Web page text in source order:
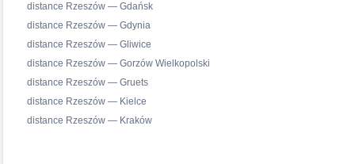
distance Rzeszów — Gdańsk
distance Rzeszów — Gdynia
distance Rzeszów — Gliwice
distance Rzeszów — Gorzów Wielkopolski
distance Rzeszów — Gruets
distance Rzeszów — Kielce
distance Rzeszów — Kraków